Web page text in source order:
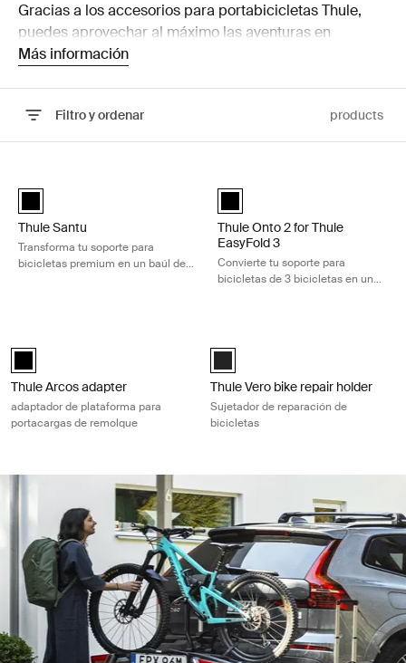
Gracias a los accesorios para portabicicletas Thule,
puedes aprovechar al máximo las aventuras en
bicicleta. ¡Encuentra los accesorios adecuados para tu
Más información
Filtro y ordenar products
Thule Santu Negro (selected)
Thule Santu
Transforma tu soporte para
bicicletas premium en un baúl de
Thule Onto 2 for Thule
Thule Onto 2 for Thule
EasyFold 3
Convierte tu soporte para
bicicletas de 3 bicicletas en un
Thule Arcos adapter Negro (selected)
Thule Arcos adapter
adaptador de plataforma para
portacargas de remolque
Thule Vero bike repair holder
Thule Vero bike repair holder
Sujetador de reparación de
bicicletas